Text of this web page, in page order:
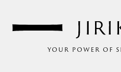
YOUR POWER OF